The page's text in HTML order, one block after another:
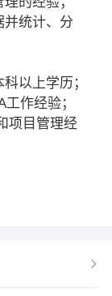
并统计、分
以上学历；
作经验；
项目管理经